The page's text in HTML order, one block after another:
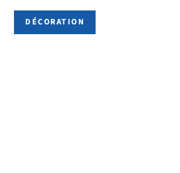
DÉCORATION